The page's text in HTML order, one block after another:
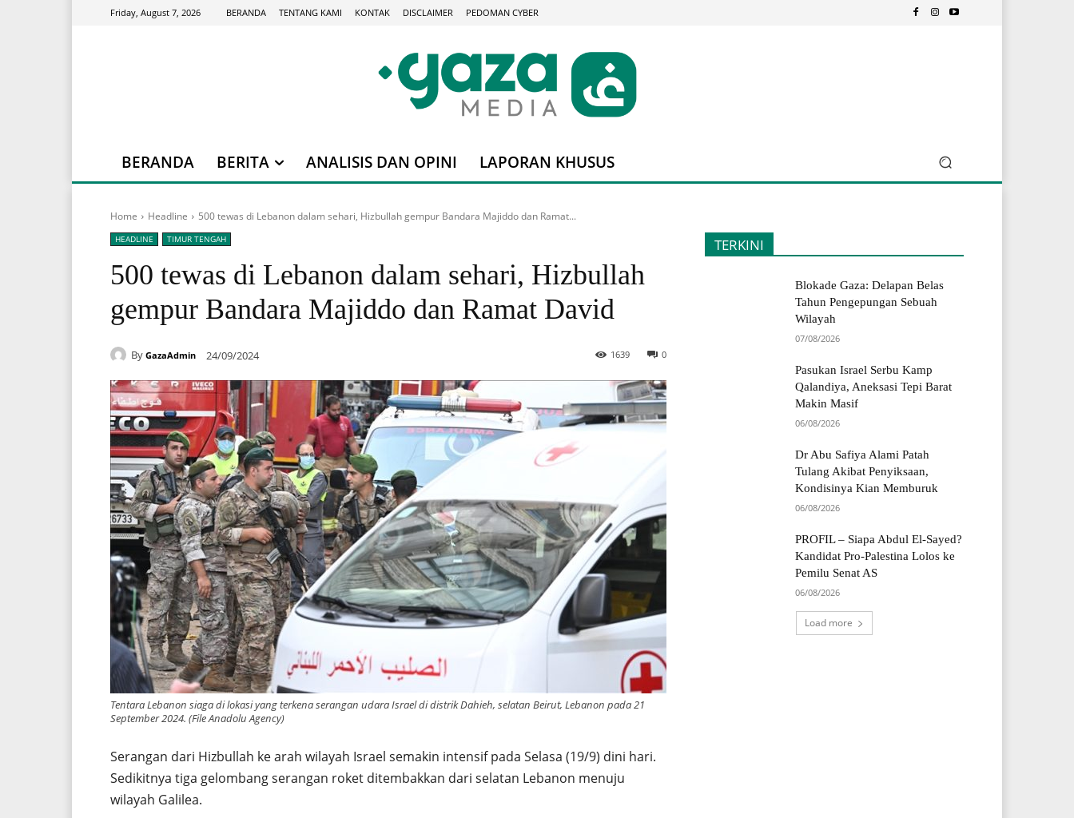
Friday, August 7, 2026 BERANDA TENTANG KAMI KONTAK DISCLAIMER PEDOMAN CYBER
BERANDA BERITA ANALISIS DAN OPINI LAPORAN KHUSUS
Home Headline 500 tewas di Lebanon dalam sehari, Hizbullah gempur Bandara Majiddo dan Ramat...
HEADLINE TIMUR TENGAH
500 tewas di Lebanon dalam sehari, Hizbullah
gempur Bandara Majiddo dan Ramat David
By GazaAdmin 24/09/2024 0
1639
Tentara Lebanon siaga di lokasi yang terkena serangan udara Israel di distrik Dahieh, selatan Beirut, Lebanon pada 21
September 2024. (File Anadolu Agency)
Serangan dari Hizbullah ke arah wilayah Israel semakin intensif pada Selasa (19/9) dini hari.
Sedikitnya tiga gelombang serangan roket ditembakkan dari selatan Lebanon menuju
wilayah Galilea.
TERKINI
Blokade Gaza: Delapan Belas
Tahun Pengepungan Sebuah
Wilayah
07/08/2026
Pasukan Israel Serbu Kamp
Qalandiya, Aneksasi Tepi Barat
Makin Masif
06/08/2026
Dr Abu Safiya Alami Patah
Tulang Akibat Penyiksaan,
Kondisinya Kian Memburuk
06/08/2026
PROFIL – Siapa Abdul El-Sayed?
Kandidat Pro-Palestina Lolos ke
Pemilu Senat AS
06/08/2026
Load more